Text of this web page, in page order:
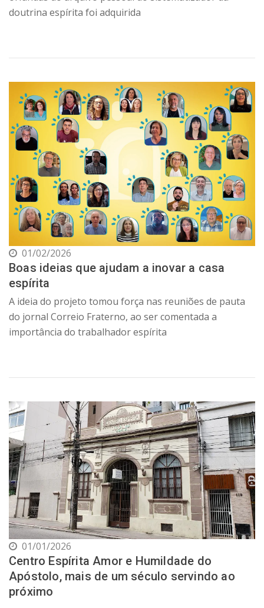
doutrina espírita foi adquirida
01/02/2026
Boas ideias que ajudam a inovar a casa
espírita
A ideia do projeto tomou força nas reuniões de pauta
do jornal Correio Fraterno, ao ser comentada a
importância do trabalhador espírita
01/01/2026
Centro Espírita Amor e Humildade do
Apóstolo, mais de um século servindo ao
próximo